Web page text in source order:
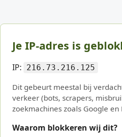
Je IP-adres is
IP: 216.73.216.125
Dit gebeurt meestal bij
verkeer (bots, scrapers,
zoekmachines zoals Google
Waarom blokkeren wij dit?